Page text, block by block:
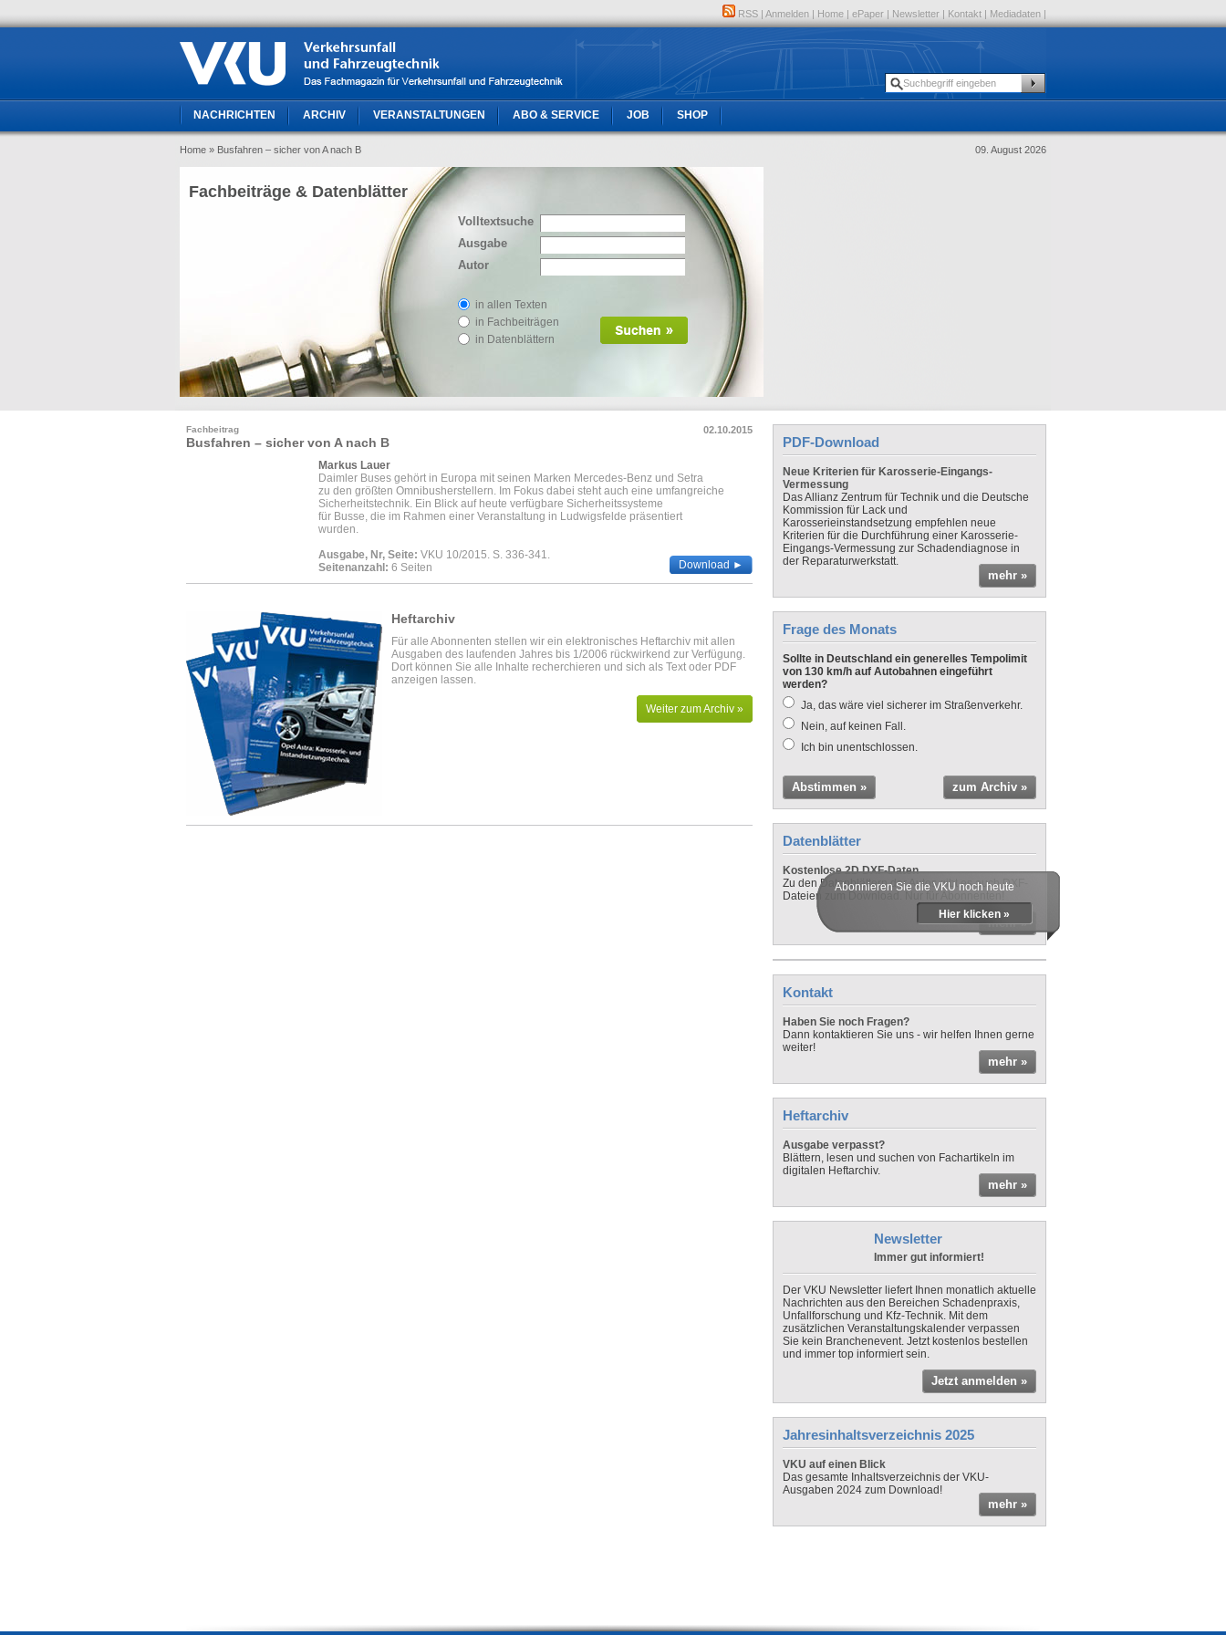
RSS | Anmelden | Home | ePaper | Newsletter | Kontakt | Mediadaten |
NACHRICHTEN ARCHIV VERANSTALTUNGEN ABO & SERVICE JOB SHOP
Home » Busfahren – sicher von A nach B 09. August 2026
Volltextsuche
Ausgabe
Autor
in allen Texten
in Fachbeiträgen
in Datenblättern
Fachbeiträge & Datenblätter
02.10.2015
Fachbeitrag
Busfahren – sicher von A nach B
Markus Lauer
Daimler Buses gehört in Europa mit seinen Marken Mercedes-Benz und Setra
zu den größten Omnibusherstellern. Im Fokus dabei steht auch eine umfangreiche
Sicherheitstechnik. Ein Blick auf heute verfügbare Sicherheitssysteme
für Busse, die im Rahmen einer Veranstaltung in Ludwigsfelde präsentiert
wurden.
Ausgabe, Nr, Seite: VKU 10/2015. S. 336-341.
Seitenanzahl: 6 Seiten Download ►
Heftarchiv
Für alle Abonnenten stellen wir ein elektronisches Heftarchiv mit allen
Ausgaben des laufenden Jahres bis 1/2006 rückwirkend zur Verfügung.
Dort können Sie alle Inhalte recherchieren und sich als Text oder PDF
anzeigen lassen.
Weiter zum Archiv »
PDF-Download
Neue Kriterien für Karosserie-Eingangs-
Vermessung
Das Allianz Zentrum für Technik und die Deutsche
Kommission für Lack und
Karosserieinstandsetzung empfehlen neue
Kriterien für die Durchführung einer Karosserie-
Eingangs-Vermessung zur Schadendiagnose in
der Reparaturwerkstatt.
mehr »
Frage des Monats
Sollte in Deutschland ein generelles Tempolimit
von 130 km/h auf Autobahnen eingeführt
werden?
Ja, das wäre viel sicherer im Straßenverkehr.
Nein, auf keinen Fall.
Ich bin unentschlossen.
Abstimmen » zum Archiv »
Datenblätter
Kostenlose 2D DXF-Daten
Zu den Datenblättern der Autos gibt es auch DXF-
Dateien zum Download. Nur für Abonnenten!
mehr »
Abonnieren Sie die VKU noch heute
Hier klicken »
Kontakt
Haben Sie noch Fragen?
Dann kontaktieren Sie uns - wir helfen Ihnen gerne
weiter!
mehr »
Heftarchiv
Ausgabe verpasst?
Blättern, lesen und suchen von Fachartikeln im
digitalen Heftarchiv.
mehr »
Newsletter
Immer gut informiert!
Der VKU Newsletter liefert Ihnen monatlich aktuelle
Nachrichten aus den Bereichen Schadenpraxis,
Unfallforschung und Kfz-Technik. Mit dem
zusätzlichen Veranstaltungskalender verpassen
Sie kein Branchenevent. Jetzt kostenlos bestellen
und immer top informiert sein.
Jetzt anmelden »
Jahresinhaltsverzeichnis 2025
VKU auf einen Blick
Das gesamte Inhaltsverzeichnis der VKU-
Ausgaben 2024 zum Download!
mehr »